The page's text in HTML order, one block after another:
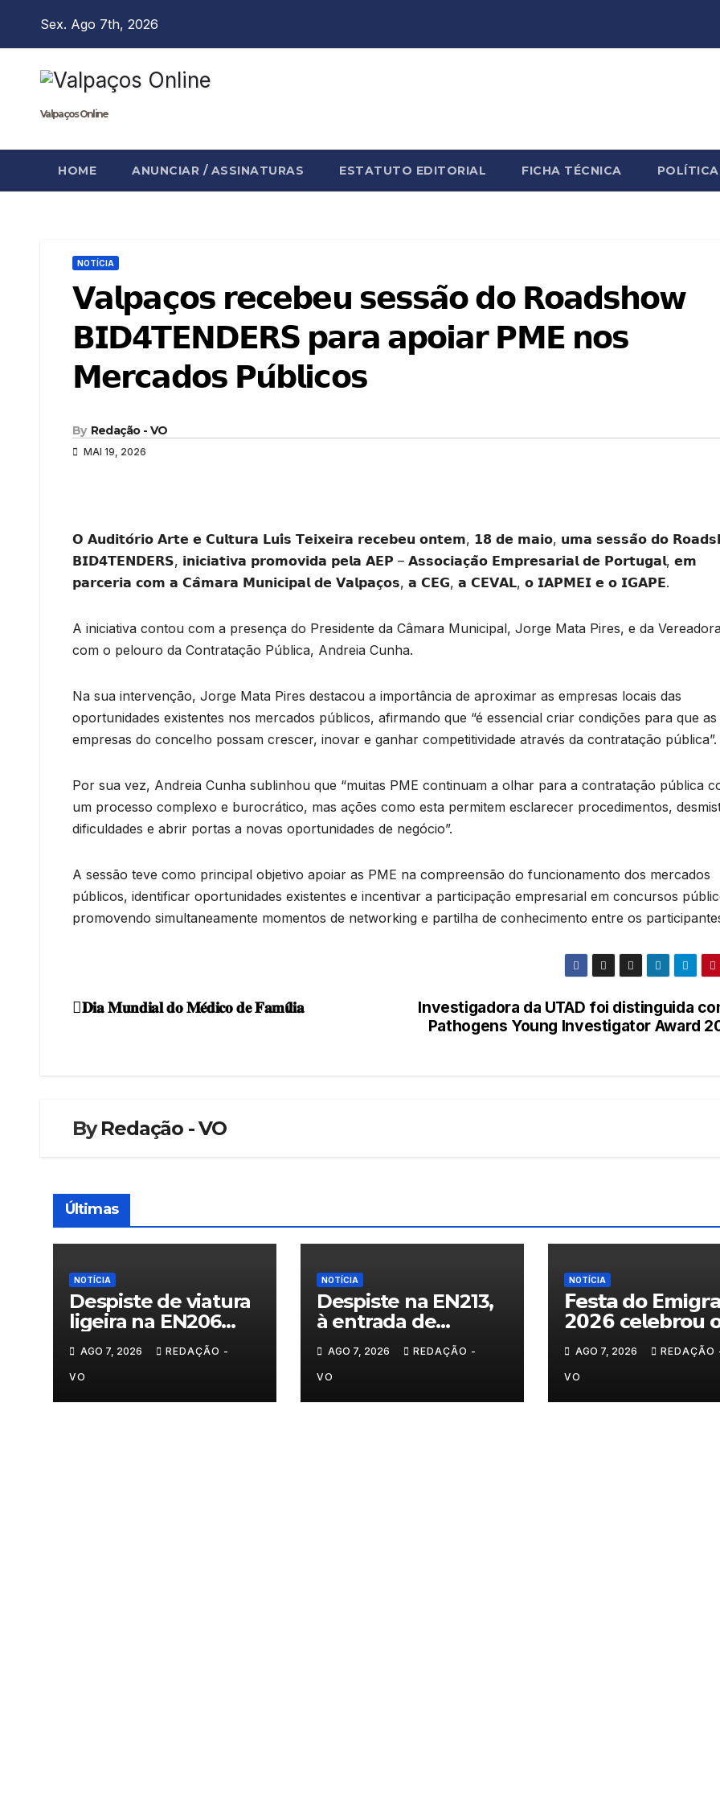
Sex. Ago 7th, 2026
Valpaços Online
HOME ANUNCIAR / ASSINATURAS ESTATUTO EDITORIAL FICHA TÉCNICA
NOTÍCIA
𝗩𝗮𝗹𝗽𝗮𝗰̧𝗼𝘀 𝗿𝗲𝗰𝗲𝗯𝗲𝘂 𝘀𝗲𝘀𝘀𝗮̃𝗼 𝗱𝗼 𝗥𝗼𝗮𝗱𝘀𝗵𝗼𝘄
𝗕𝗜𝗗𝟰𝗧𝗘𝗡𝗗𝗘𝗥𝗦 𝗽𝗮𝗿𝗮 𝗮𝗽𝗼𝗶𝗮𝗿 𝗣𝗠𝗘 𝗻𝗼𝘀
𝗠𝗲𝗿𝗰𝗮𝗱𝗼𝘀 𝗣𝘂́𝗯𝗹𝗶𝗰𝗼𝘀
By Redação - VO
MAI 19, 2026
𝗢 𝗔𝘂𝗱𝗶𝘁𝗼́𝗿𝗶𝗼 𝗔𝗿𝘁𝗲 𝗲 𝗖𝘂𝗹𝘁𝘂𝗿𝗮 𝗟𝘂𝗶́𝘀 𝗧𝗲𝗶𝘅𝗲𝗶𝗿𝗮 𝗿𝗲𝗰𝗲𝗯𝗲𝘂 𝗼𝗻𝘁𝗲𝗺, 𝟭𝟴 𝗱𝗲 𝗺𝗮𝗶𝗼, 𝘂𝗺𝗮 𝘀𝗲𝘀𝘀𝗮̃𝗼 𝗱𝗼
𝗕𝗜𝗗𝟰𝗧𝗘𝗡𝗗𝗘𝗥𝗦, 𝗶𝗻𝗶𝗰𝗶𝗮𝘁𝗶𝘃𝗮 𝗽𝗿𝗼𝗺𝗼𝘃𝗶𝗱𝗮 𝗽𝗲𝗹𝗮 𝗔𝗘𝗣 – 𝗔𝘀𝘀𝗼𝗰𝗶𝗮𝗰̧𝗮̃𝗼 𝗘𝗺𝗽𝗿𝗲𝘀𝗮𝗿𝗶𝗮𝗹 𝗱𝗲 𝗣𝗼𝗿𝘁𝘂𝗴𝗮𝗹, 𝗲𝗺
𝗽𝗮𝗿𝗰𝗲𝗿𝗶𝗮 𝗰𝗼𝗺 𝗮 𝗖𝗮̂𝗺𝗮𝗿𝗮 𝗠𝘂𝗻𝗶𝗰𝗶𝗽𝗮𝗹 𝗱𝗲 𝗩𝗮𝗹𝗽𝗮𝗰̧𝗼𝘀, 𝗮 𝗖𝗘𝗚, 𝗮 𝗖𝗘𝗩𝗔𝗟, 𝗼 𝗜𝗔𝗣𝗠𝗘𝗜 𝗲 𝗼 𝗜𝗚𝗔𝗣𝗘.
A iniciativa contou com a presença do Presidente da Câmara Municipal, Jorge Mata Pires, e da
com o pelouro da Contratação Pública, Andreia Cunha.
Na sua intervenção, Jorge Mata Pires destacou a importância de aproximar as empresas locais das
oportunidades existentes nos mercados públicos, afirmando que “é essencial criar condições para que as
empresas do concelho possam crescer, inovar e ganhar competitividade através da contratação pública”.
Por sua vez, Andreia Cunha sublinhou que “muitas PME continuam a olhar para a contratação pública
um processo complexo e burocrático, mas ações como esta permitem esclarecer procedimentos,
dificuldades e abrir portas a novas oportunidades de negócio”.
A sessão teve como principal objetivo apoiar as PME na compreensão do funcionamento dos mercados
públicos, identificar oportunidades existentes e incentivar a participação empresarial em concursos
promovendo simultaneamente momentos de networking e partilha de conhecimento entre os
Navegação
Investigadora da UTAD foi distinguida
Pathogens Young Investigator Award
𝐃𝐢𝐚 𝐌𝐮𝐧𝐝𝐢𝐚𝐥 𝐝𝐨 𝐌𝐞́𝐝𝐢𝐜𝐨 𝐝𝐞 𝐅𝐚𝐦𝛊́𝐥𝐢𝐚
ByRedação - VO
Últimas
NOTÍCIA
Despiste de viatura
ligeira na EN206
cruzamento Fornos
do Pinhal
AGO 7, 2026 REDAÇÃO -
VO
NOTÍCIA
Despiste na EN213,
à entrada de
AGO 7, 2026 REDAÇÃO -
VO
NOTÍCIA
𝗙𝗲𝘀𝘁𝗮 𝗱𝗼
𝟮𝟬𝟮𝟲 𝗰𝗲𝗹𝗲𝗯𝗿𝗼𝘂
𝗿𝗲𝗲𝗻𝗰𝗼𝗻𝘁𝗿𝗼 𝗲 𝗼𝘀
𝗹𝗮𝗰̧𝗼𝘀 𝗾𝘂𝗲 𝘂𝗻𝗲𝗺
𝗠𝘂𝗿𝗰̧𝗮
AGO 7, 2026 REDAÇÃO
VO